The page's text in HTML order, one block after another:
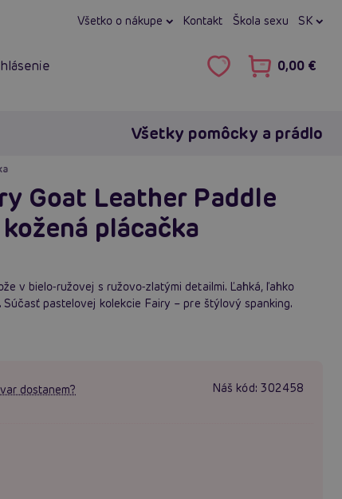
Všetko o nákupe Kontakt Škola sexu SK
0,00 €
Všetky pomôcky a prádlo
Goat Leather Paddle
plácačka
v bielo‑ružovej s ružovo‑zlatými detailmi. Ľahká, ľahko
pastelovej kolekcie Fairy – pre štýlový spanking.
dostanem? Náš kód: 302458